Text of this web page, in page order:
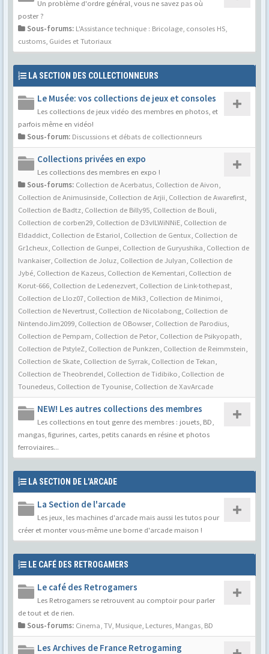
Un problème d'ordre général, vous ne savez pas où
poster ?
Sous-forums: L'Assistance technique : Bricolage, consoles HS,
customs Guides et Tutoriaux
LA SECTION DES COLLECTIONNEURS
Le Musée: vos collections de jeux et consoles
Les collections de jeux vidéo des membres en photos, et
parfois même en vidéo!
Sous-forum: Discussions et débats de collectionneurs
Collections privées en expo
Les collections des membres en expo !
Sous-forums: Collection de Acerbatus Collection de Aivon
Collection de Animusinside Collection de Arjii Collection de Awarefirst
Collection de Badtz Collection de Billy95 Collection de Bouli
Collection de corben29 Collection de D3vILWiNNiE Collection de
Eldaddict Collection de Estariol Collection de Gentux Collection de
Gr1cheux Collection de Gunpei Collection de Guryushika Collection de
Ivankaiser Collection de Joluz Collection de Julyan Collection de
Jybé Collection de Kazeus Collection de Kementari Collection de
Korut-666 Collection de Ledenezvert Collection de Link-tothepast
Collection de Lloz07 Collection de Mik3 Collection de Minimoi
Collection de Nevertrust Collection de Nicolabong Collection de
NintendoJim2099 Collection de OBowser Collection de Parodius
Collection de Pempam Collection de Petor Collection de Psikyopath
Collection de PstyleZ Collection de Punkzen Collection de Reimmstein
Collection de Skate Collection de Syrrak Collection de Tekan
Collection de Theobrendel Collection de Tidibiko Collection de
Tounedeus Collection de Tyounise Collection de XavArcade
NEW! Les autres collections des membres
Les collections en tout genre des membres : jouets, BD,
mangas, figurines, cartes, petits canards en résine et photos
ferroviaires...
LA SECTION DE L'ARCADE
La Section de l'arcade
Les jeux, les machines d'arcade mais aussi les tutos pour
créer et monter vous-même une borne d'arcade maison !
LE CAFÉ DES RETROGAMERS
Le café des Retrogamers
Les Retrogamers se retrouvent au comptoir pour parler
de tout et de rien.
Sous-forums: Cinema, TV, Musique Lectures, Mangas, BD
Les Archives de France Retrogaming